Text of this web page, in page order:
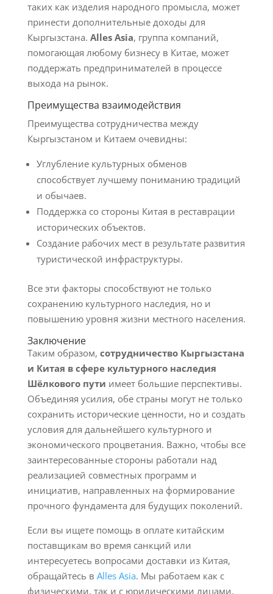
таких как изделия народного промысла, может
принести дополнительные доходы для
Кыргызстана. Alles Asia, группа компаний,
помогающая любому бизнесу в Китае, может
поддержать предпринимателей в процессе
выхода на рынок.
Преимущества взаимодействия
Преимущества сотрудничества между
Кыргызстаном и Китаем очевидны:
Углубление культурных обменов
способствует лучшему пониманию традиций
и обычаев.
Поддержка со стороны Китая в реставрации
исторических объектов.
Создание рабочих мест в результате развития
туристической инфраструктуры.
Все эти факторы способствуют не только
сохранению культурного наследия, но и
повышению уровня жизни местного населения.
Заключение
Таким образом, сотрудничество Кыргызстана
и Китая в сфере культурного наследия
Шёлкового пути имеет большие перспективы.
Объединяя усилия, обе страны могут не только
сохранить исторические ценности, но и создать
условия для дальнейшего культурного и
экономического процветания. Важно, чтобы все
заинтересованные стороны работали над
реализацией совместных программ и
инициатив, направленных на формирование
прочного фундамента для будущих поколений.
Если вы ищете помощь в оплате китайским
поставщикам во время санкций или
интересуетесь вопросами доставки из Китая,
обращайтесь в Alles Asia. Мы работаем как с
физическими, так и с юридическими лицами,